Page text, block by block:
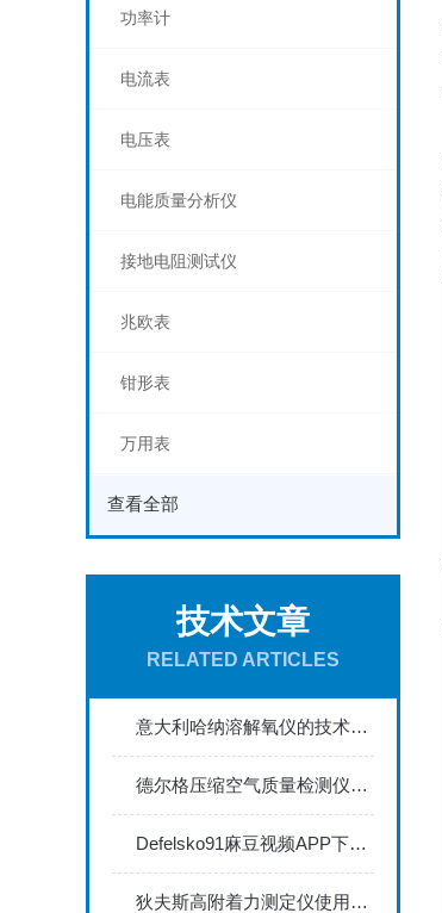
功率计
电流表
电压表
电能质量分析仪
接地电阻测试仪
兆欧表
钳形表
万用表
查看全部
技术文章
RELATED ARTICLES
意大利哈纳溶解氧仪的技术特点体现在哪些方面？
德尔格压缩空气质量检测仪能够实时监测空气中的污染物浓度
Defelsko91麻豆视频APP下载入口：精准涂层厚度检测的利器
狄夫斯高附着力测定仪使用时的注意事项